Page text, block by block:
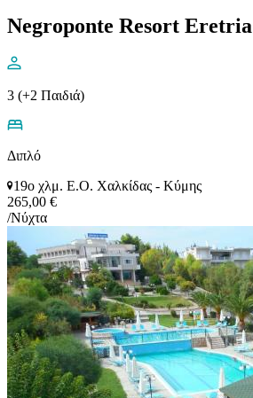
Negroponte Resort Eretria
3 (+2 Παιδιά)
Διπλό
19ο χλμ. Ε.Ο. Χαλκίδας - Κύμης
265,00 €
/Νύχτα